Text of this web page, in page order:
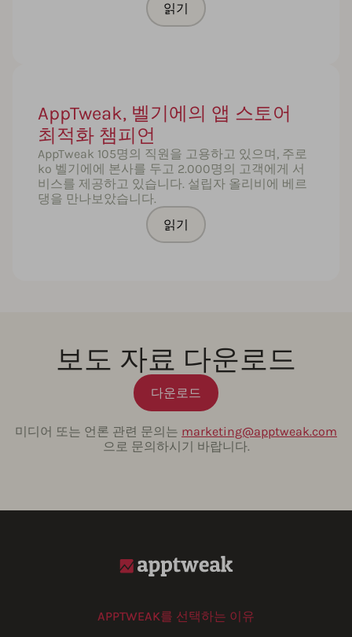
읽기
AppTweak, 벨기에의 앱 스토어
최적화 챔피언
AppTweak 105명의 직원을 고용하고 있으며, 주로
ko 벨기에에 본사를 두고 2.000명의 고객에게 서
비스를 제공하고 있습니다. 설립자 올리비에 베르
댕을 만나보았습니다.
읽기
보도 자료 다운로드
다운로드
미디어 또는 언론 관련 문의는 marketing@apptweak.com
으로 문의하시기 바랍니다.
APPTWEAK를 선택하는 이유